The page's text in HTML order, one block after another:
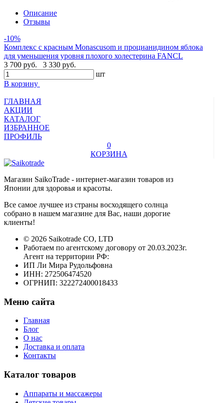
Описание
Отзывы
-10%
Комплекс с красным Monascusom и процианидином яблока
для уменьшения уровня плохого холестерина FANCL
3 700 руб.
3 330 руб.
шт
В корзину
ГЛАВНАЯ
АКЦИИ
КАТАЛОГ
ИЗБРАННОЕ
ПРОФИЛЬ
0
КОРЗИНА
Магазин SaikoTrade - интернет-магазин товаров из
Японии для здоровья и красоты.
Все самое лучшее из страны восходящего солнца
собрано в нашем магазине для Вас, наши дорогие
клиенты!
© 2026 Saikotrade CO, LTD
Работаем по агентскому договору от 20.03.2023г.
Агент на территории РФ:
ИП Ли Мира Рудольфовна
ИНН: 272506474520
ОГРНИП: 322272400018433
Меню сайта
Главная
Блог
О нас
Доставка и оплата
Контакты
Каталог товаров
Аппараты и массажеры